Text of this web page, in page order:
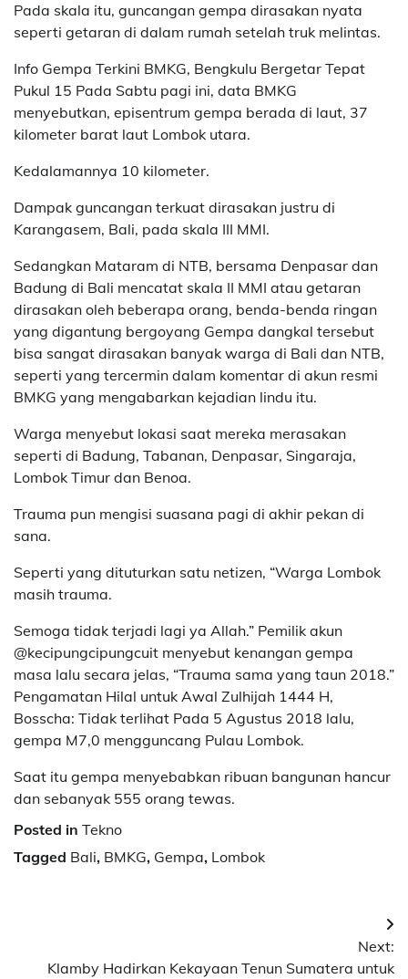
Pada skala itu, guncangan gempa dirasakan nyata
seperti getaran di dalam rumah setelah truk melintas.
Info Gempa Terkini BMKG, Bengkulu Bergetar Tepat
Pukul 15 Pada Sabtu pagi ini, data BMKG
menyebutkan, episentrum gempa berada di laut, 37
kilometer barat laut Lombok utara.
Kedalamannya 10 kilometer.
Dampak guncangan terkuat dirasakan justru di
Karangasem, Bali, pada skala III MMI.
Sedangkan Mataram di NTB, bersama Denpasar dan
Badung di Bali mencatat skala II MMI atau getaran
dirasakan oleh beberapa orang, benda-benda ringan
yang digantung bergoyang Gempa dangkal tersebut
bisa sangat dirasakan banyak warga di Bali dan NTB,
seperti yang tercermin dalam komentar di akun resmi
BMKG yang mengabarkan kejadian lindu itu.
Warga menyebut lokasi saat mereka merasakan
seperti di Badung, Tabanan, Denpasar, Singaraja,
Lombok Timur dan Benoa.
Trauma pun mengisi suasana pagi di akhir pekan di
sana.
Seperti yang dituturkan satu netizen, “Warga Lombok
masih trauma.
Semoga tidak terjadi lagi ya Allah.” Pemilik akun
@kecipungcipungcuit menyebut kenangan gempa
masa lalu secara jelas, “Trauma sama yang taun 2018.”
Pengamatan Hilal untuk Awal Zulhijah 1444 H,
Bosscha: Tidak terlihat Pada 5 Agustus 2018 lalu,
gempa M7,0 mengguncang Pulau Lombok.
Saat itu gempa menyebabkan ribuan bangunan hancur
dan sebanyak 555 orang tewas.
Posted in Tekno
Tagged Bali, BMKG, Gempa, Lombok
pos
Next:
Klamby Hadirkan Kekayaan Tenun Sumatera untuk